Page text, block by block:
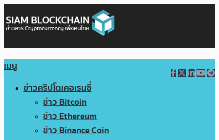
เมนู
ข่าวคริปโตเคอเรนซี่
ข่าว Bitcoin
ข่าว Ethereum
ข่าว Binance Coin